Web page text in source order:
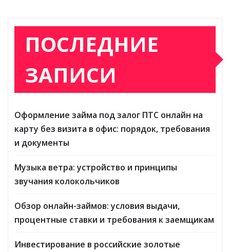
ПОСЛЕДНИЕ
ЗАПИСИ
Оформление займа под залог ПТС онлайн на
карту без визита в офис: порядок, требования
и документы
Музыка ветра: устройство и принципы
звучания колокольчиков
Обзор онлайн-займов: условия выдачи,
процентные ставки и требования к заемщикам
Инвестирование в российские золотые